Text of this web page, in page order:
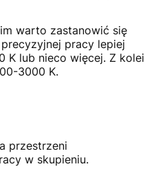
warto zastanowić się
pracy lepiej
K lub nieco więcej. Z kolei
3000 K.
przestrzeni
w skupieniu.